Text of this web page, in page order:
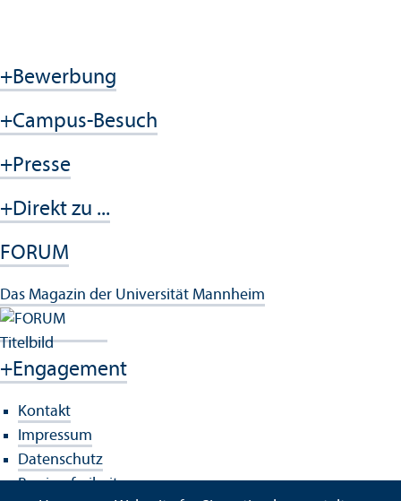
+Bewerbung
+Campus-Besuch
+Presse
+Direkt zu ...
FORUM
Das Magazin der Universität Mannheim
+Engagement
Kontakt
Impressum
Datenschutz
Barrierefreiheit